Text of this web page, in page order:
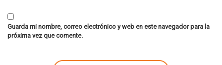
Guarda mi nombre, correo electrónico y web en este navegador para la
próxima vez que comente.